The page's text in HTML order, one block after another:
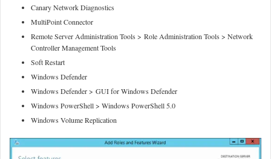
Canary Network Diagnostics
MultiPoint Connector
Remote Server Administration Tools > Role Administration Tools > Network
Controller Management Tools
Soft Restart
Windows Defender
Windows Defender > GUI for Windows Defender
Windows PowerShell > Windows PowerShell 5.0
Windows Volume Replication